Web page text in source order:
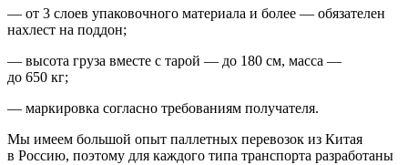
— от 3 слоев упаковочного материала и более — обязателен
нахлест на поддон;
— высота груза вместе с тарой — до 180 см, масса —
до 650 кг;
— маркировка согласно требованиям получателя.
Мы имеем большой опыт паллетных перевозок из Китая
в Россию, поэтому для каждого типа транспорта разработаны